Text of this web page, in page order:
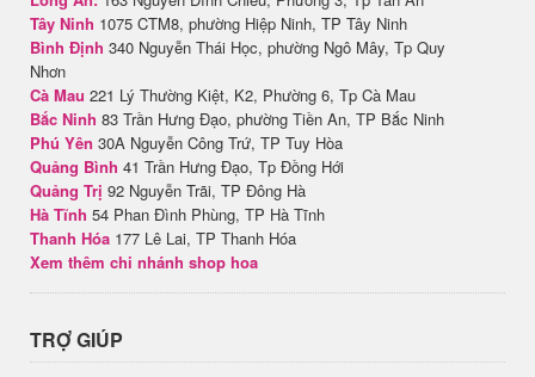
Tây Ninh 1075 CTM8, phường Hiệp Ninh, TP Tây Ninh
Bình Định 340 Nguyễn Thái Học, phường Ngô Mây, Tp Quy
Nhơn
Cà Mau 221 Lý Thường Kiệt, K2, Phường 6, Tp Cà Mau
Bắc Ninh 83 Trần Hưng Đạo, phường Tiền An, TP Bắc Ninh
Phú Yên 30A Nguyễn Công Trứ, TP Tuy Hòa
Quảng Bình 41 Trần Hưng Đạo, Tp Đồng Hới
Quảng Trị 92 Nguyễn Trãi, TP Đông Hà
Hà Tĩnh 54 Phan Đình Phùng, TP Hà Tĩnh
Thanh Hóa 177 Lê Lai, TP Thanh Hóa
Xem thêm chi nhánh shop hoa
TRỢ GIÚP